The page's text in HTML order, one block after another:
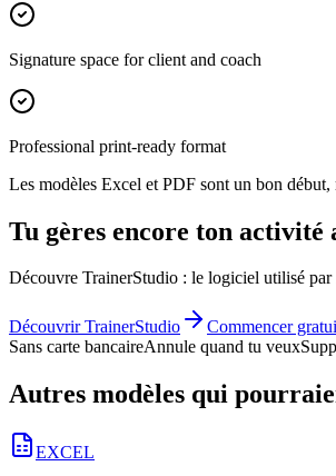
Signature space for client and coach
Professional print-ready format
Les modèles Excel et PDF sont un bon début,
Tu gères encore ton activité
Découvre TrainerStudio : le logiciel utilisé par
Découvrir TrainerStudio
Commencer
Sans carte bancaireAnnule quand tu veux
Autres modèles qui
EXCEL